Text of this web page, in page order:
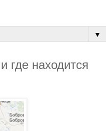
▼
где находится